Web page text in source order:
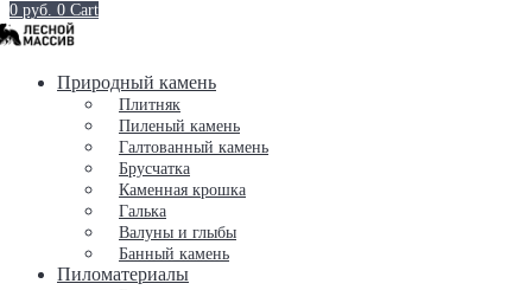
0 руб. 0 Cart
Природный камень
Плитняк
Пиленый камень
Галтованный камень
Брусчатка
Каменная крошка
Галька
Валуны и глыбы
Банный камень
Пиломатериалы